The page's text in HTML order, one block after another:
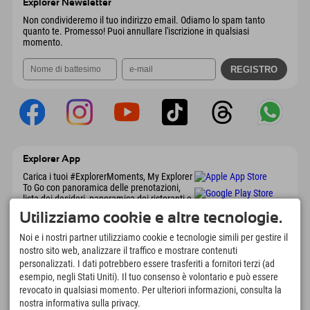
Explorer Newsletter
Non condivideremo il tuo indirizzo email. Odiamo lo spam tanto
quanto te. Promesso! Puoi annullare l'iscrizione in qualsiasi
momento.
Explorer App
Carica i tuoi #ExplorerMoments, My Explorer
To Go con panoramica delle prenotazioni,
lista dei desideri, panoramica dei ristoranti e
molto altro. Scaricalo subito!
È tempo di momenti da esploratore
166
Laghi di montagna e piscine
avventura
4.634km
Piste per lo sci e lo
snowboard
Utilizziamo cookie e altre tecnologie.
Noi e i nostri partner utilizziamo cookie e tecnologie simili per gestire il
nostro sito web, analizzare il traffico e mostrare contenuti
personalizzati. I dati potrebbero essere trasferiti a fornitori terzi (ad
esempio, negli Stati Uniti). Il tuo consenso è volontario e può essere
revocato in qualsiasi momento. Per ulteriori informazioni, consulta la
nostra informativa sulla privacy.